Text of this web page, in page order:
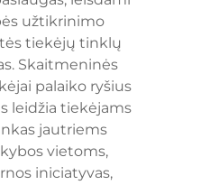
užtikrinimo
tiekėjų tinklų
Skaitmeninės
palaiko ryšius
leidžia tiekėjams
jautriems
vietoms,
iniciatyvas,